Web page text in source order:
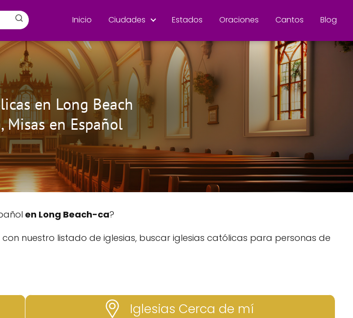
Inicio Ciudades Estados Oraciones Cantos Blog
en Long Beach
Misas en Español
en Long Beach-ca?
nuestro listado de iglesias, buscar iglesias católicas para personas de
Iglesias Cerca de mí